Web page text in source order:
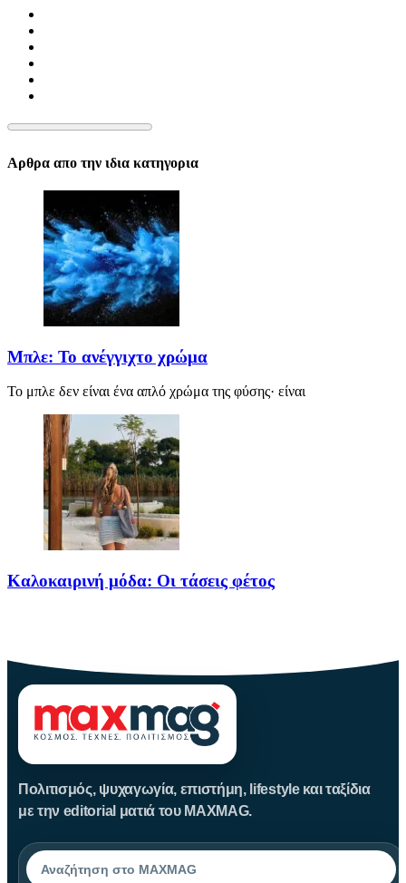
Αρθρα απο την ιδια κατηγορια
Μπλε: Το ανέγγιχτο χρώμα
Το μπλε δεν είναι ένα απλό χρώμα της φύσης· είναι
Καλοκαιρινή μόδα: Οι τάσεις φέτος
Πολιτισμός, ψυχαγωγία, επιστήμη, lifestyle και ταξίδια
με την editorial ματιά του MAXMAG.
Αναζήτηση